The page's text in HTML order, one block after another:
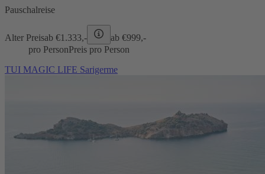
Pauschalreise
Alter Preisab €1.333,- ab €999,-
pro PersonPreis pro Person
TUI MAGIC LIFE Sarigerme